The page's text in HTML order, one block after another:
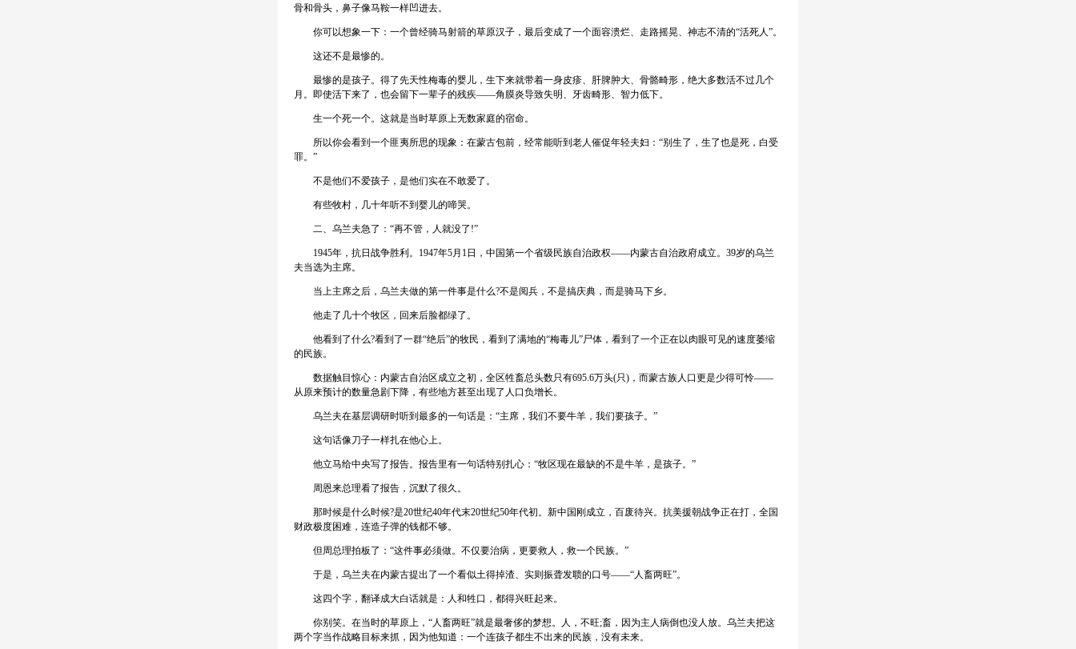
骨和骨头，鼻子像马鞍一样凹进去。
你可以想象一下：一个曾经骑马射箭的草原汉子，最后变成了一个面容溃烂、走路摇晃、神志不清的“活死人”。
这还不是最惨的。
最惨的是孩子。得了先天性梅毒的婴儿，生下来就带着一身皮疹、肝脾肿大、骨骼畸形，绝大多数活不过几个
月。即使活下来了，也会留下一辈子的残疾——角膜炎导致失明、牙齿畸形、智力低下。
生一个死一个。这就是当时草原上无数家庭的宿命。
所以你会看到一个匪夷所思的现象：在蒙古包前，经常能听到老人催促年轻夫妇：“别生了，生了也是死，白受
罪。”
不是他们不爱孩子，是他们实在不敢爱了。
有些牧村，几十年听不到婴儿的啼哭。
二、乌兰夫急了：“再不管，人就没了!”
1945年，抗日战争胜利。1947年5月1日，中国第一个省级民族自治政权——内蒙古自治政府成立。39岁的乌兰
夫当选为主席。
当上主席之后，乌兰夫做的第一件事是什么?不是阅兵，不是搞庆典，而是骑马下乡。
他走了几十个牧区，回来后脸都绿了。
他看到了什么?看到了一群“绝后”的牧民，看到了满地的“梅毒儿”尸体，看到了一个正在以肉眼可见的速度萎缩
的民族。
数据触目惊心：内蒙古自治区成立之初，全区牲畜总头数只有695.6万头(只)，而蒙古族人口更是少得可怜——
从原来预计的数量急剧下降，有些地方甚至出现了人口负增长。
乌兰夫在基层调研时听到最多的一句话是：“主席，我们不要牛羊，我们要孩子。”
这句话像刀子一样扎在他心上。
他立马给中央写了报告。报告里有一句话特别扎心：“牧区现在最缺的不是牛羊，是孩子。”
周恩来总理看了报告，沉默了很久。
那时候是什么时候?是20世纪40年代末20世纪50年代初。新中国刚成立，百废待兴。抗美援朝战争正在打，全国
财政极度困难，连造子弹的钱都不够。
但周总理拍板了：“这件事必须做。不仅要治病，更要救人，救一个民族。”
于是，乌兰夫在内蒙古提出了一个看似土得掉渣、实则振聋发聩的口号——“人畜两旺”。
这四个字，翻译成大白话就是：人和牲口，都得兴旺起来。
你别笑。在当时的草原上，“人畜两旺”就是最奢侈的梦想。人，不旺;畜，因为主人病倒也没人放。乌兰夫把这
两个字当作战略目标来抓，因为他知道：一个连孩子都生不出来的民族，没有未来。